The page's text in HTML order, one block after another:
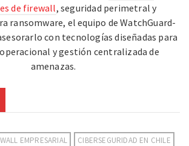
de firewall, seguridad perimetral y
ransomware, el equipo de WatchGuard-
con tecnologías diseñadas para
y gestión centralizada de
amenazas.
EMPRESARIAL
CIBERSEGURIDAD EN CHILE